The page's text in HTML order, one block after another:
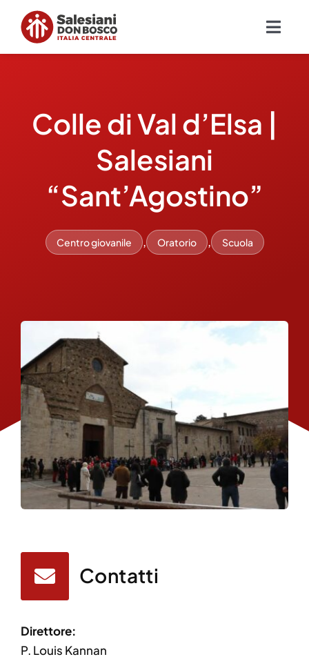
contenuto
Missione
Ambienti educativi e servizi
Colle di Val d’Elsa |
Salesiani
“Sant’Agostino”
Centro giovanile , Oratorio , Scuola
Contatti
Direttore:
P. Louis Kannan